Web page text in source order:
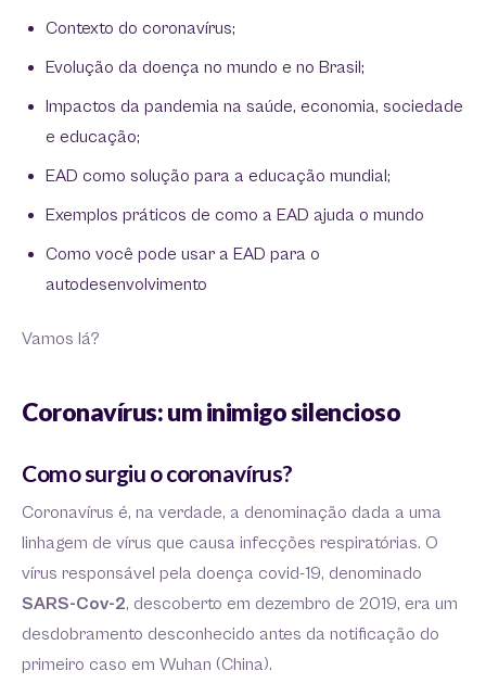
Contexto do coronavírus;
Evolução da doença no mundo e no Brasil;
Impactos da pandemia na saúde, economia, sociedade
e educação;
EAD como solução para a educação mundial;
Exemplos práticos de como a EAD ajuda o mundo
Como você pode usar a EAD para o
autodesenvolvimento
Vamos lá?
Coronavírus: um inimigo silencioso
Como surgiu o coronavírus?
Coronavírus é, na verdade, a denominação dada a uma
linhagem de vírus que causa infecções respiratórias. O
vírus responsável pela doença covid-19, denominado
SARS-Cov-2, descoberto em dezembro de 2019, era um
desdobramento desconhecido antes da notificação do
primeiro caso em Wuhan (China).